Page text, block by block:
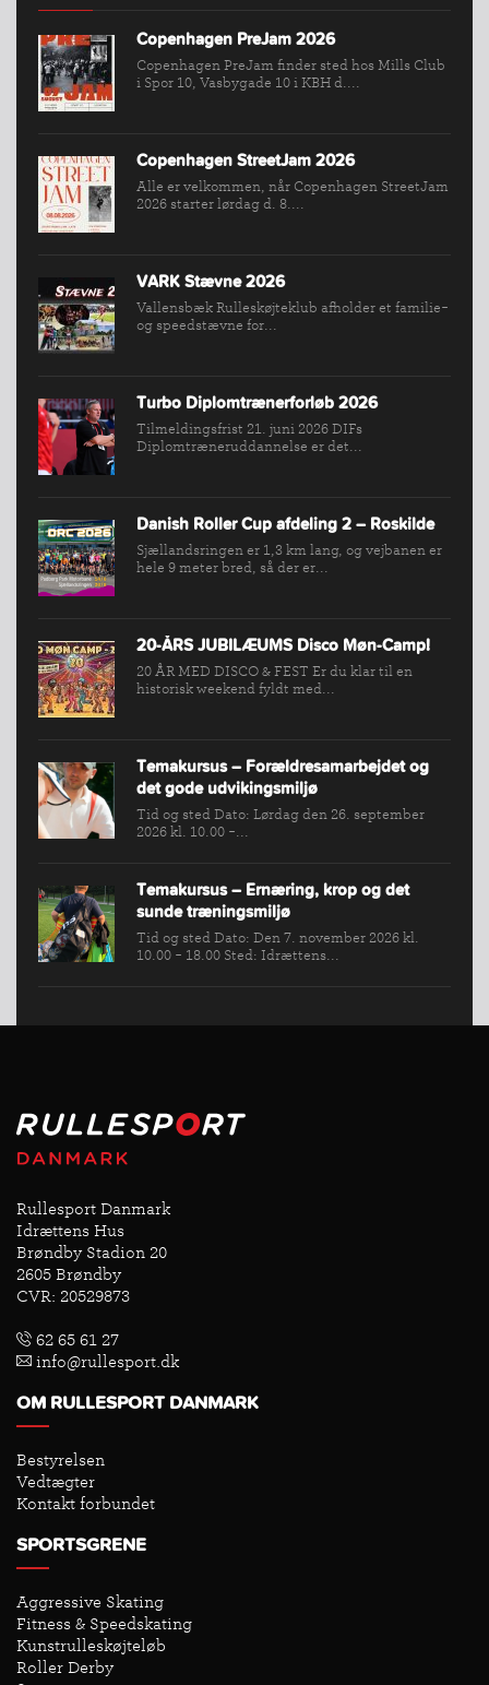
INDMELDELSE
BREDDEPULJE
KLUB
SPORTSGRENE
VÆRKTØJSKASSEN
KONKURRENCER
Copenhagen PreJam 2026
Copenhagen PreJam finder sted hos Mills Club
i Spor 10, Vasbygade 10 i KBH d....
Copenhagen StreetJam 2026
Alle er velkommen, når Copenhagen StreetJam
2026 starter lørdag d. 8....
VARK Stævne 2026
Vallensbæk Rulleskøjteklub afholder et familie-
og speedstævne for...
Turbo Diplomtrænerforløb 2026
Tilmeldingsfrist 21. juni 2026 DIFs
Diplomtræneruddannelse er det...
Danish Roller Cup afdeling 2 – Roskilde
Sjællandsringen er 1,3 km lang, og vejbanen er
hele 9 meter bred, så der er...
20-ÅRS JUBILÆUMS Disco Møn-Camp!
20 ÅR MED DISCO & FEST Er du klar til en
historisk weekend fyldt med...
Temakursus – Forældresamarbejdet og
det gode udvikingsmiljø
Tid og sted Dato: Lørdag den 26. september
2026 kl. 10.00 -...
Temakursus – Ernæring, krop og det
sunde træningsmiljø
Tid og sted Dato: Den 7. november 2026 kl.
10.00 - 18.00 Sted: Idrættens...
Rullesport Danmark
Idrættens Hus
Brøndby Stadion 20
2605 Brøndby
CVR: 20529873
62 65 61 27
info@rullesport.dk
OM RULLESPORT DANMARK
Bestyrelsen
Vedtægter
Kontakt forbundet
SPORTSGRENE
Aggressive Skating
Fitness & Speedskating
Kunstrulleskøjteløb
Roller Derby